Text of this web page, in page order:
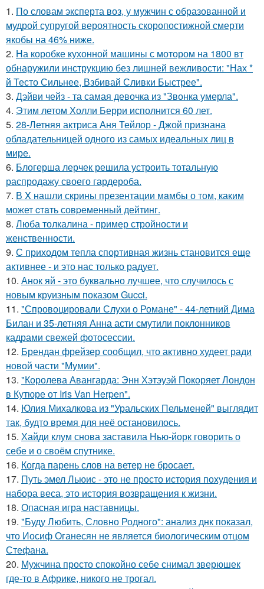
1. По словам эксперта воз, у мужчин с образованной и
мудрой супругой вероятность скоропостижной смерти
якобы на 46% ниже.
2. На коробке кухонной машины с мотором на 1800 вт
обнаружили инструкцию без лишней вежливости: "Нах *
й Тесто Сильнее, Взбивай Сливки Быстрее".
3. Дэйви чейз - та самая девочка из "Звонка умерла".
4. Этим летом Холли Берри исполнится 60 лет.
5. 28-Летняя актриса Аня Тейлор - Джой признана
обладательницей одного из самых идеальных лиц в
мире.
6. Блогерша лерчек решила устроить тотальную
распродажу своего гардероба.
7. В X нашли скрины презентации мaмбы о том, каким
может cтaть совpеменный дейтинг.
8. Люба толкалина - пример стройности и
женственности.
9. С приходом тепла спортивная жизнь становится еще
активнее - и это нас только радует.
10. Анок яй - это буквально лучшее, что случилось с
новым круизным показом Gucci.
11. "Спровоцировали Слухи о Романе" - 44-летний Дима
Билан и 35-летняя Анна асти смутили поклонников
кадрами свежей фотосессии.
12. Брендан фрейзер сообщил, что активно худеет ради
новой части "Мумии".
13. "Королева Авангарда: Энн Хэтэуэй Покоряет Лондон
в Кутюре от Iris Van Herpen".
14. Юлия Михалкова из "Уральских Пельменей" выглядит
так, будто время для неё остановилось.
15. Хайди клум снова заставила Нью-йорк говорить о
себе и о своём спутнике.
16. Когда парень слов на ветер не бросает.
17. Путь эмел Льюис - это не просто история похудения и
набора веса, это история возвращения к жизни.
18. Опасная игра наставницы.
19. "Буду Любить, Словно Родного": анализ днк показал,
что Иосиф Оганесян не является биологическим отцом
Стефана.
20. Мужчина просто спокойно себе снимал зверюшек
где-то в Африке, никого не трогал.